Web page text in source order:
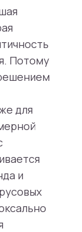
Потому
для
и